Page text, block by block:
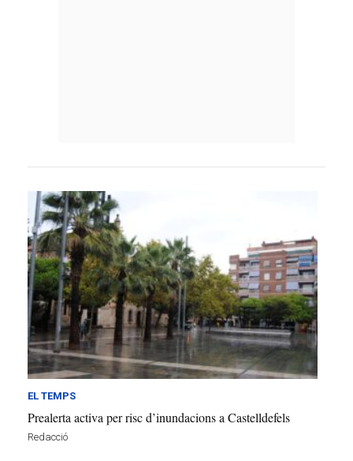
EL TEMPS
Prealerta activa per risc d’inundacions a Castelldefels
Redacció